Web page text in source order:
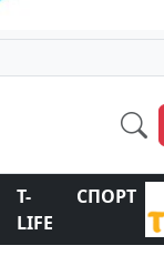
T-
LIFE
СПОРТ